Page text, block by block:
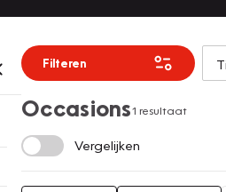
Filteren
Occasions1 resultaat
Vergelijken